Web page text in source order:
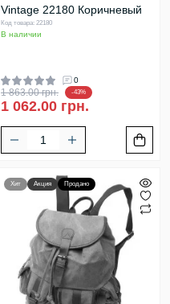
Vintagе 22180 Коричневый
Код товара: 22180
В наличии
0
1 863.00 грн. -43%
1 062.00 грн.
Хит Акция Продано